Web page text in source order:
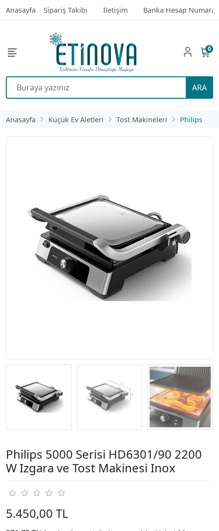
Anasayfa Sipariş Takibi İletişim Banka Hesap
ARA
0
Anasayfa Küçük Ev Aletleri Tost Makineleri Philips
Philips 5000 Serisi HD6301/90 2200
W Izgara ve Tost Makinesi Inox
5.450,00 TL